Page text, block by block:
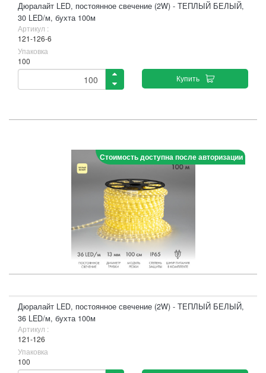
Дюралайт LED, постоянное свечение (2W) - ТЕПЛЫЙ БЕЛЫЙ,
30 LED/м, бухта 100м
Артикул :
121-126-6
Упаковка
100
Купить
Стоимость доступна после авторизации
Дюралайт LED, постоянное свечение (2W) - ТЕПЛЫЙ БЕЛЫЙ,
36 LED/м, бухта 100м
Артикул :
121-126
Упаковка
100